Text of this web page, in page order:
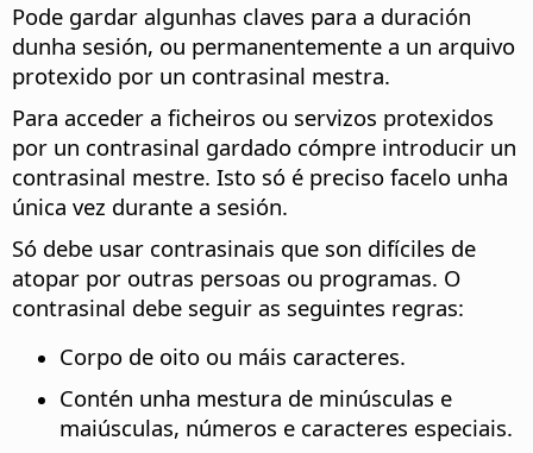
Pode gardar algunhas claves para a duración
dunha sesión, ou permanentemente a un arquivo
protexido por un contrasinal mestra.
Para acceder a ficheiros ou servizos protexidos
por un contrasinal gardado cómpre introducir un
contrasinal mestre. Isto só é preciso facelo unha
única vez durante a sesión.
Só debe usar contrasinais que son difíciles de
atopar por outras persoas ou programas. O
contrasinal debe seguir as seguintes regras:
Corpo de oito ou máis caracteres.
Contén unha mestura de minúsculas e
maiúsculas, números e caracteres especiais.